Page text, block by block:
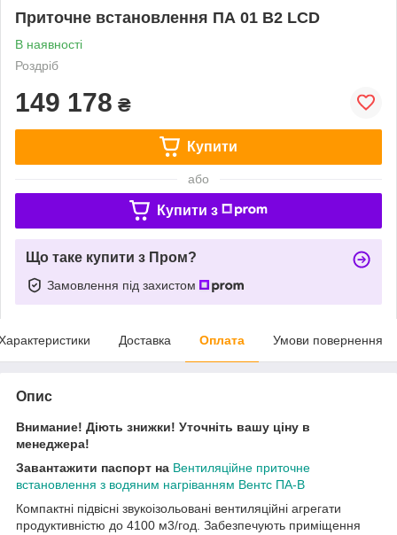
Приточне встановлення ПА 01 В2 LCD
В наявності
Роздріб
149 178 ₴
Купити
або
Купити з
Що таке купити з Пром?
Замовлення під захистом
Доставка Оплата Умови повернення
Опис
Внимание! Діють знижки! Уточніть вашу ціну в
менеджера!
Завантажити паспорт на Вентиляційне приточне
встановлення з водяним нагріванням Вентс ПА-В
Компактні підвісні звукоізольовані вентиляційні агрегати
продуктивністю до 4100 м3/год. Забезпечують приміщення